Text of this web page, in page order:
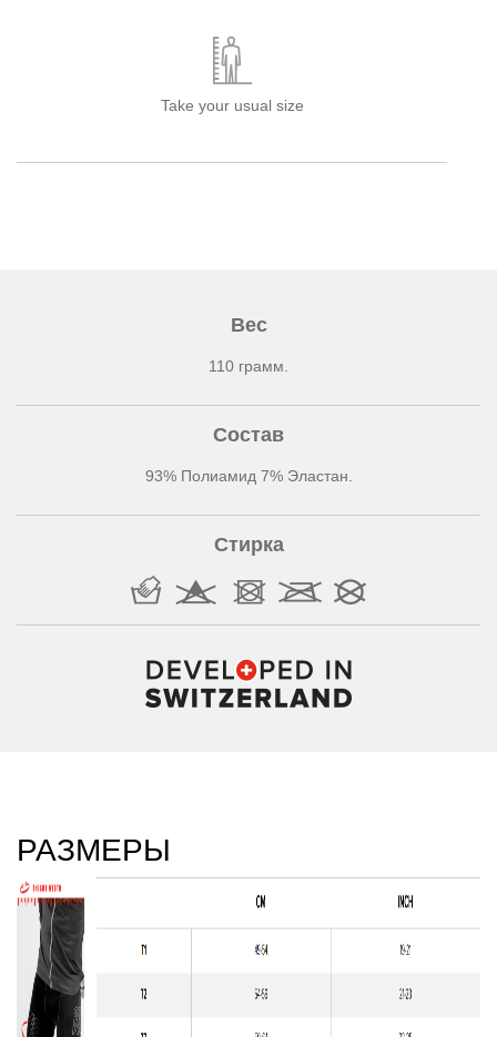
Take your usual size
Вес
110 грамм.
Состав
93% Полиамид 7% Эластан.
Стирка
РАЗМЕРЫ